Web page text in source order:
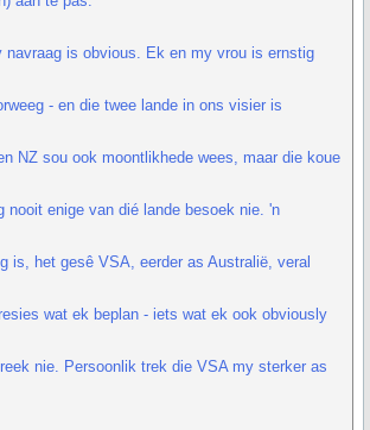
navraag is obvious. Ek en my vrou is ernstig
- en die twee lande in ons visier is
NZ sou ook moontlikhede wees, maar die koue
nooit enige van dié lande besoek nie. 'n
is, het gesê VSA, eerder as Australië, veral
wat ek beplan - iets wat ek ook obviously
nie. Persoonlik trek die VSA my sterker as